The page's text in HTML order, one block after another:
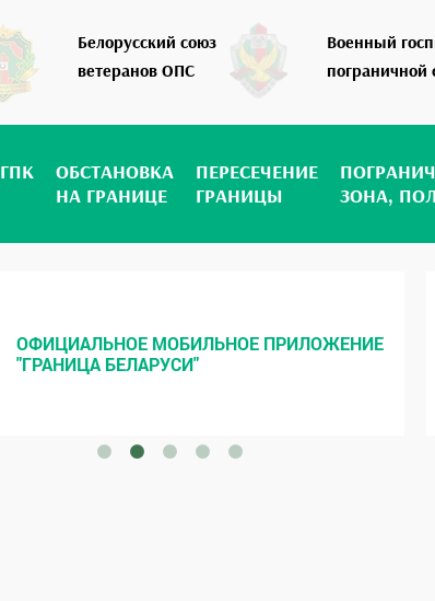
Белорусский союз
ветеранов ОПС
Военный
ГПК
ОБСТАНОВКА
НА ГРАНИЦЕ
ПЕРЕСЕЧЕНИЕ
ГРАНИЦЫ
ЗОНА,
ОФИЦИАЛЬНОЕ МОБИЛЬНОЕ ПРИЛОЖЕНИЕ
"ГРАНИЦА БЕЛАРУСИ"